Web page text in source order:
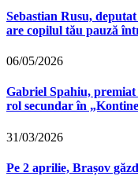
Sebastian Rusu,
are copilul tău pauză
06/05/2026
Gabriel Spahiu,
rol secundar în
31/03/2026
Pe 2 aprilie, Brașov